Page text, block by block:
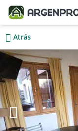
Atrás